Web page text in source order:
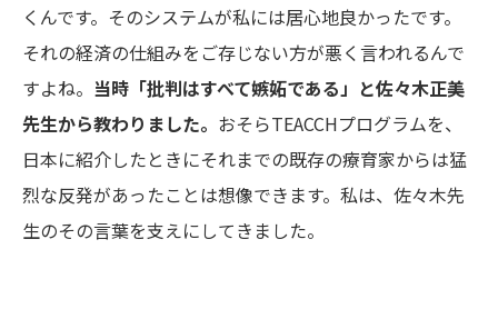
くんです。そのシステムが私には居心地良かったです。
それの経済の仕組みをご存じない方が悪く言われるんで
すよね。 当時「批判はすべて嫉妬である」と佐々木正美
先生から教わりました。 おそらTEACCHプログラムを、
日本に紹介したときにそれまでの既存の療育家からは猛
烈な反発があったことは想像できます。私は、 佐々木先
生のその言葉を支えにしてきました。